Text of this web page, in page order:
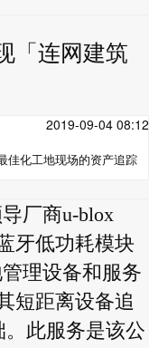
「连网建筑
2019-09-04 08:12
佳化工地现场的资产追踪
厂商u-blox
牙低功耗模块
理设备和服务
短距离设备追
。此服务是该公